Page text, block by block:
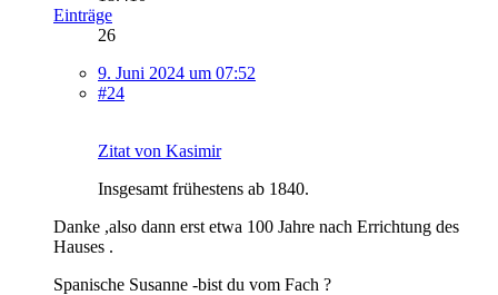
Einträge
26
9. Juni 2024 um 07:52
#24
Zitat von Kasimir
Insgesamt frühestens ab 1840.
Danke ,also dann erst etwa 100 Jahre nach Errichtung des
Hauses .
Spanische Susanne -bist du vom Fach ?